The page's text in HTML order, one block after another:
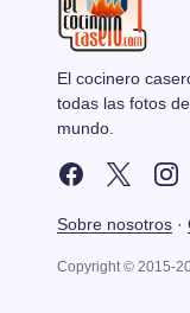
El cocinero
todas las fotos
mundo.
Sobre nosotros ·
Copyright © 2015-